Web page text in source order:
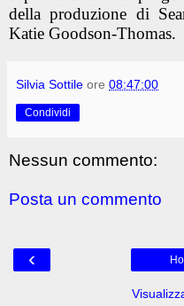
della produzione di
Katie Goodson-Thomas.
Silvia Sottile ore 08:47:00
Condividi
Nessun commento:
Posta un commento
‹